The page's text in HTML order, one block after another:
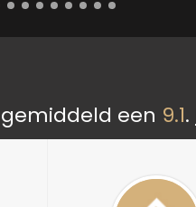
een 9.1.